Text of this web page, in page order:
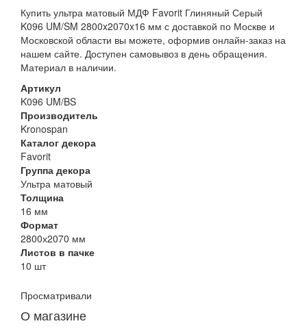
Купить ультра матовый МДФ Favorit Глиняный Серый
K096 UM/SM 2800x2070x16 мм с доставкой по Москве и
Московской области вы можете, оформив онлайн-заказ на
нашем сайте. Доступен самовывоз в день обращения.
Материал в наличии.
Артикул
K096 UM/BS
Производитель
Kronospan
Каталог декора
Favorit
Группа декора
Ультра матовый
Толщина
16 мм
Формат
2800х2070 мм
Листов в пачке
10 шт
Просматривали
О магазине